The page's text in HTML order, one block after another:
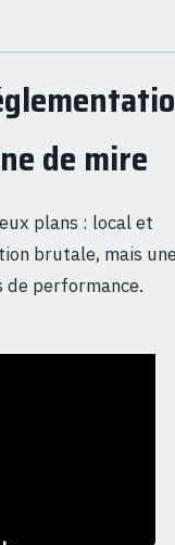
de mire
plans : local et
brutale, mais
de performance.